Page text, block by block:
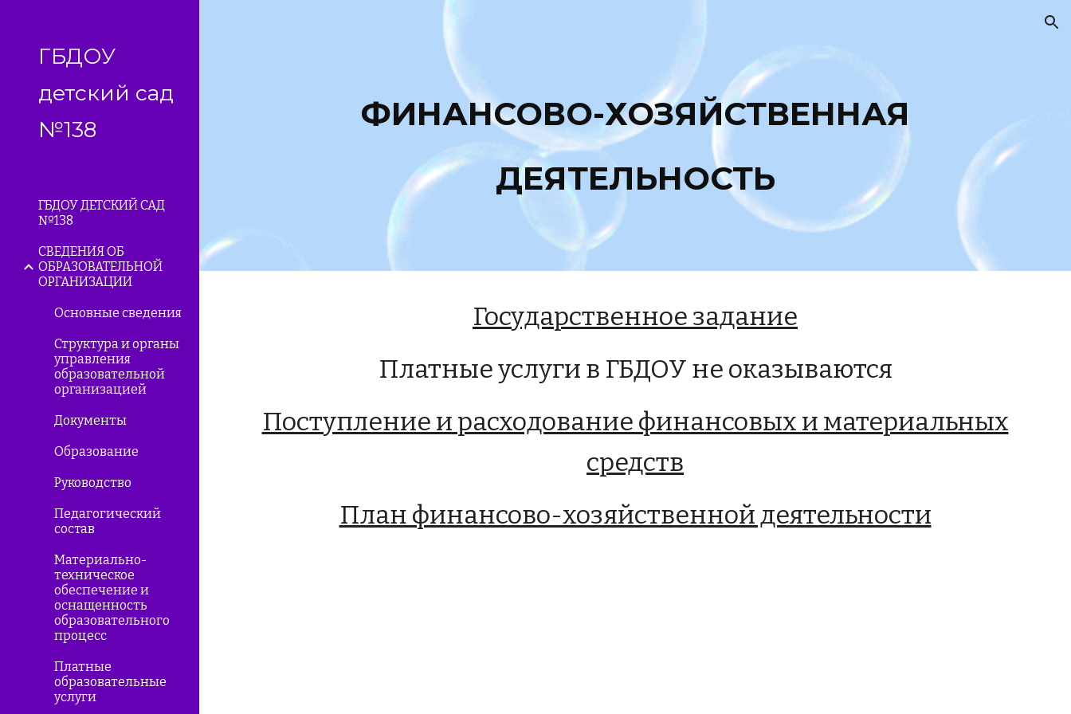
Skip to navigation
ГБДОУ
детский сад
№138
ГБДОУ ДЕТСКИЙ САД
№138
СВЕДЕНИЯ ОБ
ОБРАЗОВАТЕЛЬНОЙ
ОРГАНИЗАЦИИ
Основные сведения
Структура и органы
управления
образовательной
организацией
Документы
Образование
Руководство
Педагогический
состав
Материально-
техническое
обеспечение и
оснащенность
образовательного
процесс
Платные
образовательные
услуги
ФИНАНСОВО-ХОЗЯЙСТВЕННАЯ
ДЕЯТЕЛЬНОСТЬ
Государственное задание
Платные услуги в ГБДОУ не оказываются
Поступление и расходование финансовых и материальных
средств
План финансово-хозяйственной деятельности